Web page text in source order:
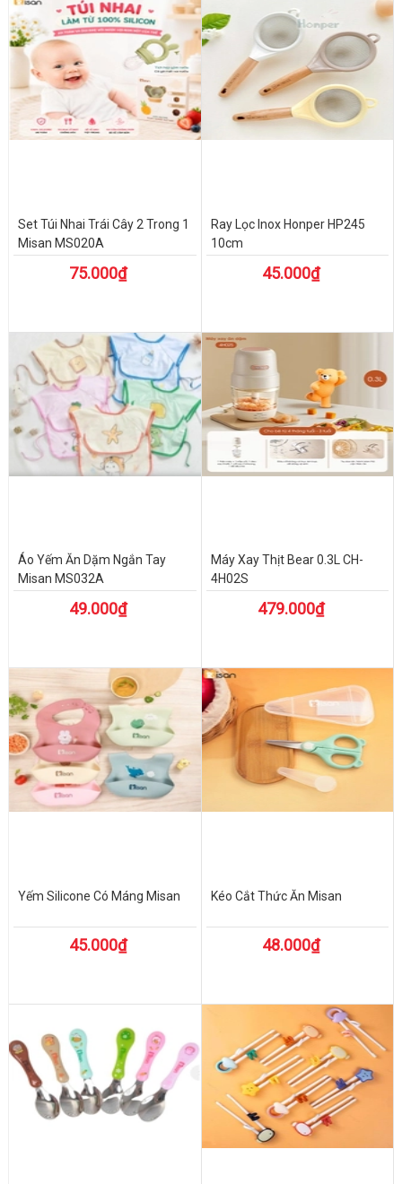
Set Túi Nhai Trái Cây 2 Trong 1
Misan MS020A
75.000₫
Ray Lọc Inox Honper HP245
10cm
45.000₫
Áo Yếm Ăn Dặm Ngắn Tay
Misan MS032A
49.000₫
Máy Xay Thịt Bear 0.3L CH-
4H02S
479.000₫
Yếm Silicone Có Máng Misan
45.000₫
Kéo Cắt Thức Ăn Misan
48.000₫